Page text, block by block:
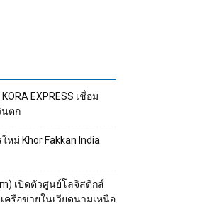
EXPRESS เชื่อม
นตก
หม่ Khor Fakkan India
เปิดตัวศูนย์โลจิสติกส์
ครือข่ายในเวียดนามเหนือ